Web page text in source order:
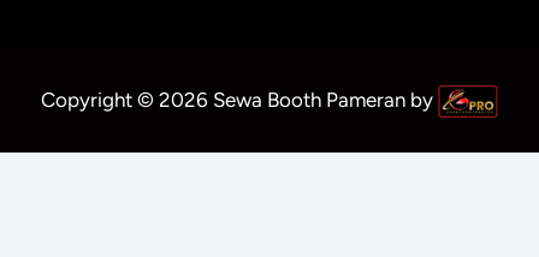
Copyright © 2026 Sewa Booth Pameran by